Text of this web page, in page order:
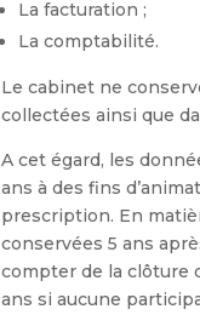
La facturation ;
La comptabilité.
Le cabinet ne
collectées ainsi que
A cet égard, les
ans à des fins
prescription. En
conservées 5 ans
compter de la clôture
ans si aucune